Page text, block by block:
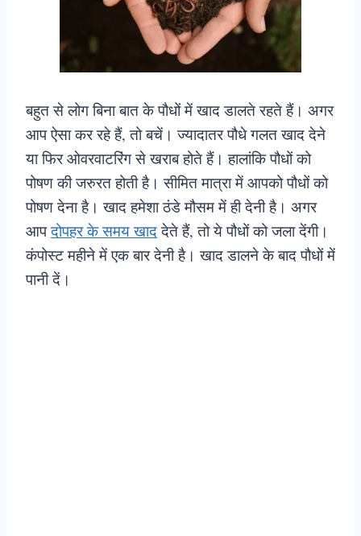
बहुत से लोग बिना बात के पौधों में खाद डालते रहते हैं। अगर
आप ऐसा कर रहे हैं, तो बचें। ज्यादातर पौधे गलत खाद देने
या फिर ओवरवाटरिंग से खराब होते हैं। हालांकि पौधों को
पोषण की जरुरत होती है। सीमित मात्रा में आपको पौधों को
पोषण देना है। खाद हमेशा ठंडे मौसम में ही देनी है। अगर
आपदोपहर के समय खाददेते हैं, तो ये पौधों को जला देंगी।
कंपोस्ट महीने में एक बार देनी है। खाद डालने के बाद पौधों में
पानी दें।